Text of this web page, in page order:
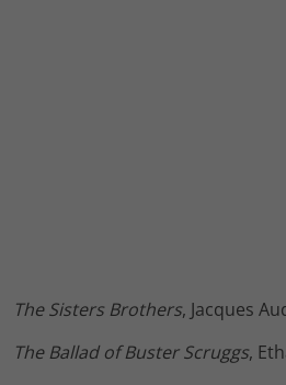
The Sisters Brothers, Jacques
The Ballad of Buster Scruggs,